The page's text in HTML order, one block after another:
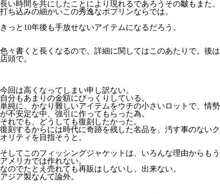
長い時間を共にしたことにより現れるであろうその皺もまた、
打ち込みの細かいこの秀逸なポプリンならでは。
きっと10年後も手放せないアイテムになるだろう。
色々書くと長くなるので、詳細に関してはこのあたりで。後は
店頭で。
今回は高くなってしまい申し訳ない。
自分もあまりの金額にびっくりしている。
単純に、かなり難しいアイテムをウチの小さいロットで、情勢
が不安定な中、強引に作ってもらった為。
それでも、どうしても復刻したかった。
復刻するからには時代に奇跡を残した名品を、汚す事のないク
オリティを目指そうと。
そしてこのフィッシングジャケットは、いろんな理由からもう
アメリカでは作れない。
なのでたとえ売れても再販はしないし、出来ない。
アジア製なんて論外。